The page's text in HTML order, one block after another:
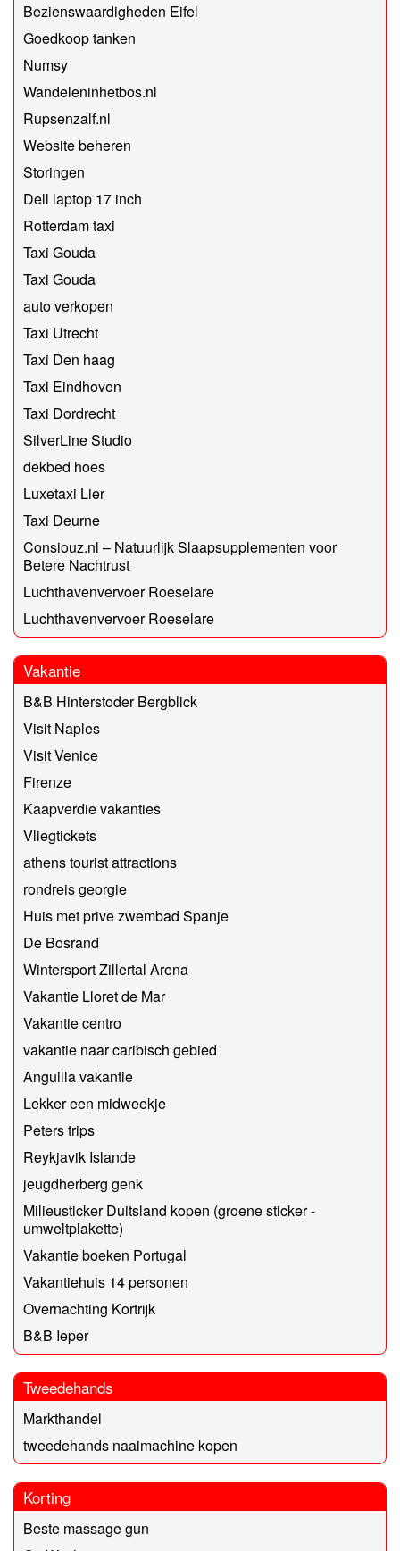
Bezienswaardigheden Eifel
Goedkoop tanken
Numsy
Wandeleninhetbos.nl
Rupsenzalf.nl
Website beheren
Storingen
Dell laptop 17 inch
Rotterdam taxi
Taxi Gouda
Taxi Gouda
auto verkopen
Taxi Utrecht
Taxi Den haag
Taxi Eindhoven
Taxi Dordrecht
SilverLine Studio
dekbed hoes
Luxetaxi Lier
Taxi Deurne
Consiouz.nl – Natuurlijk Slaapsupplementen voor
Betere Nachtrust
Luchthavenvervoer Roeselare
Luchthavenvervoer Roeselare
Vakantie
B&B Hinterstoder Bergblick
Visit Naples
Visit Venice
Firenze
Kaapverdie vakanties
Vliegtickets
athens tourist attractions
rondreis georgie
Huis met prive zwembad Spanje
De Bosrand
Wintersport Zillertal Arena
Vakantie Lloret de Mar
Vakantie centro
vakantie naar caribisch gebied
Anguilla vakantie
Lekker een midweekje
Peters trips
Reykjavik Islande
jeugdherberg genk
Milieusticker Duitsland kopen (groene sticker -
umweltplakette)
Vakantie boeken Portugal
Vakantiehuis 14 personen
Overnachting Kortrijk
B&B Ieper
Tweedehands
Markthandel
tweedehands naaimachine kopen
Korting
Beste massage gun